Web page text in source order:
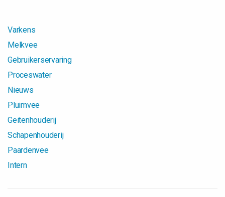
Varkens
Melkvee
Gebruikerservaring
Proceswater
Nieuws
Pluimvee
Geitenhouderij
Schapenhouderij
Paardenvee
Intern